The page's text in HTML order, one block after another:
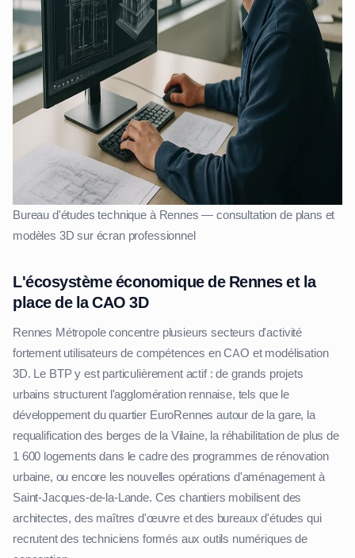
Bureau d'études technique à Rennes — consultation de plans et
modèles 3D sur écran professionnel
L'écosystème économique de Rennes et la
place de la CAO 3D
Rennes Métropole concentre plusieurs secteurs d'activité
fortement utilisateurs de compétences en CAO et modélisation
3D. Le BTP y est particulièrement actif : de grands projets
urbains structurent l'agglomération rennaise, tels que le
développement du quartier EuroRennes autour de la gare, la
requalification des berges de la Vilaine, la réhabilitation de plus de
1 600 logements dans le cadre des programmes de rénovation
urbaine, ou encore les nouvelles opérations d'aménagement à
Saint-Jacques-de-la-Lande. Ces chantiers mobilisent des
architectes, des maîtres d'œuvre et des bureaux d'études qui
recrutent des techniciens formés aux outils numériques de